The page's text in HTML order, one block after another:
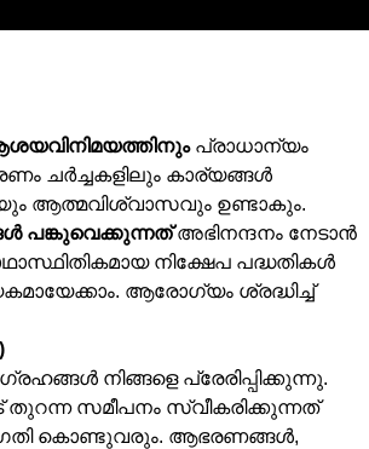
പ്രാധാന്യം
ചർച്ചകളിലും കാര്യങ്ങൾ
ആത്മവിശ്വാസവും ഉണ്ടാകും.
പങ്കുവെക്കുന്നത്അഭിനന്ദനം നേടാൻ
നിക്ഷേപ പദ്ധതികൾ
ആരോഗ്യം ശ്രദ്ധിച്ച്
നിങ്ങളെ പ്രേരിപ്പിക്കുന്നു.
തുറന്ന സമീപനം സ്വീകരിക്കുന്നത്
കൊണ്ടുവരും. ആഭരണങ്ങൾ,